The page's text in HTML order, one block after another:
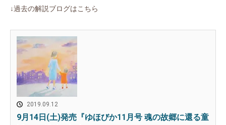
↓過去の解説ブログはこちら
2019.09.12
9月14日(土)発売『ゆほびか11月号 魂の故郷に還る童